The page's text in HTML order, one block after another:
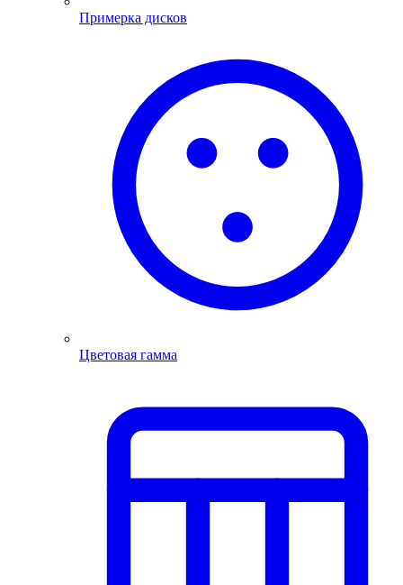
Примерка дисков
Цветовая гамма